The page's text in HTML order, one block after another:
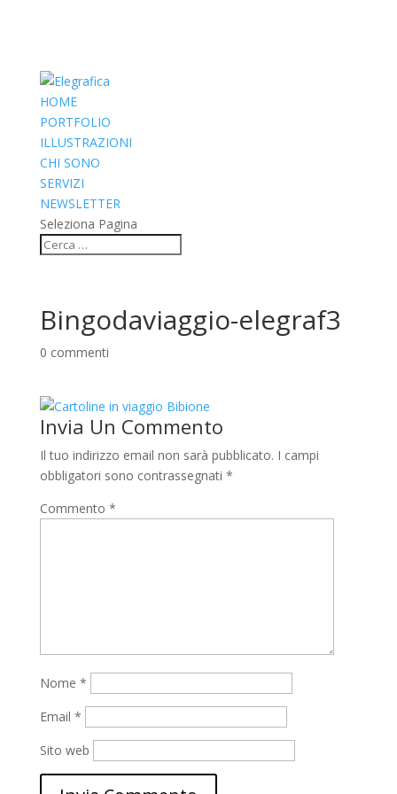
HOME
PORTFOLIO
ILLUSTRAZIONI
CHI SONO
SERVIZI
NEWSLETTER
Seleziona Pagina
Bingodaviaggio-elegraf3
0 commenti
Invia Un Commento
Il tuo indirizzo email non sarà pubblicato. I campi
obbligatori sono contrassegnati *
Commento *
Nome *
Email *
Sito web